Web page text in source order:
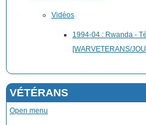
Vidéos
1994-04 : Rwanda -
[WARVETERANS/
VÉTÉRANS
Open menu